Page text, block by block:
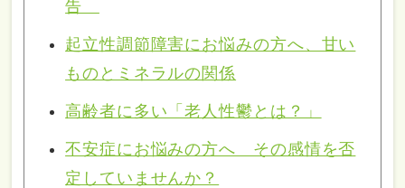
告
起立性調節障害にお悩みの方へ、甘い
ものとミネラルの関係
高齢者に多い「老人性鬱とは？」
不安症にお悩みの方へ その感情を否
定していませんか？